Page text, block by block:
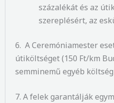
százalékát és az
szereplésért, az
6. A Ceremóniamester
útiköltséget (150 Ft/km
semminemű egyéb
7. A felek garantálják